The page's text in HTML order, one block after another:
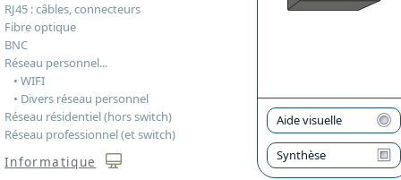
Aide visuelle
Synthèse
RJ45 : câbles, connecteurs
Fibre optique
BNC
Réseau personnel...
• WIFI
• Divers réseau personnel
Réseau résidentiel (hors switch)
Réseau professionnel (et switch)
Informatique